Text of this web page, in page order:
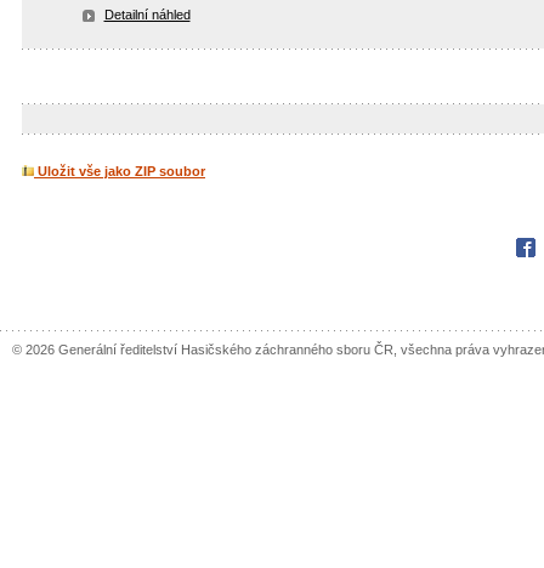
Detailní náhled
Uložit vše jako ZIP soubor
© 2026 Generální ředitelství Hasičského záchranného sboru ČR, všechna práva